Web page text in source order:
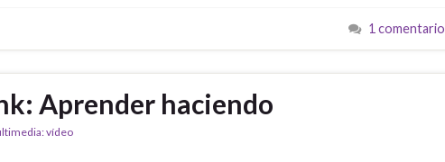
1 comentario
Aprender haciendo
vídeo